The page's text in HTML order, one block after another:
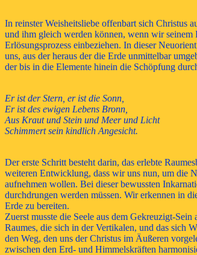
In reinster Weisheitsliebe offenbart sich Christus
und ihm gleich werden können, wenn wir seinem
Erlösungsprozess einbeziehen. In dieser
uns, aus der heraus der die Erde unmittelbar
der bis in die Elemente hinein die Schöpfung
Er ist der Stern, er ist die Sonn,
Er ist des ewigen Lebens Bronn,
Aus Kraut und Stein und Meer und Licht
Schimmert sein kindlich Angesicht.
Der erste Schritt besteht darin, das erlebte
weiteren Entwicklung, dass wir uns nun, um die
aufnehmen wollen. Bei dieser bewussten
durchdrungen werden müssen. Wir erkennen in
Erde zu bereiten.
Zuerst musste die Seele aus dem Gekreuzigt-
Raumes, die sich in der Vertikalen, und das sich
den Weg, den uns der Christus im Äußeren
zwischen den Erd- und Himmelskräften